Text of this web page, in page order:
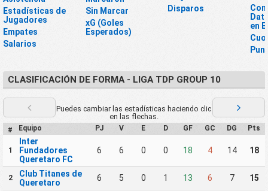
Estadísticas de
Jugadores
Empates
Salarios
Sin Marcar
xG (Goles
Esperados)
Disparos
en
CLASIFICACIÓN DE FORMA - LIGA TDP GROUP 10
Puedes cambiar las estadísticas haciendo clic
en las flechas.
# Equipo PJ V E D GF GC DG Pts
1
Inter
Fundadores
Queretaro FC
6 6 0 0 18 4 14 18
2
Club Titanes de
Queretaro
6 5 0 1 13 6 7 15